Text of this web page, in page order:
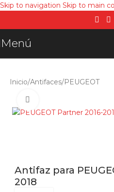
Skip to navigation Skip to main
Menú
Inicio/Antifaces/PEUGEOT
Antifaz para
2018